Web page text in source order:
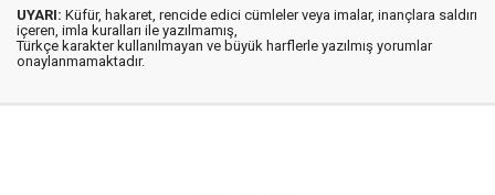
UYARI: Küfür, hakaret, rencide edici cümleler veya imalar, inançlara saldırı
içeren, imla kuralları ile yazılmamış,
Türkçe karakter kullanılmayan ve büyük harflerle yazılmış yorumlar
onaylanmamaktadır.